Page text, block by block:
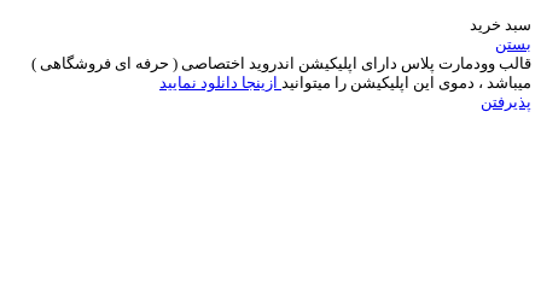
سبد خرید
بستن
قالب وودمارت پلاس دارای اپلیکیشن اندروید اختصاصی ( حرفه ای فروشگاهی )
میباشد ، دموی این اپلیکیشن را میتوانید ازینجا دانلود نمایید
پذیرفتن